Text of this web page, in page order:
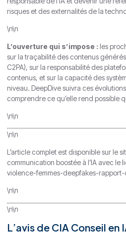
risques et des externalités de la
\n\n
L’ouverture qui s’impose : les
sur la traçabilité des contenus
C2PA), sur la responsabilité des
contenus, et sur la capacité des
niveau. DeepDive suivra ces
comprendre ce qu’elle rend possible
\n\n
\n\n
L’article complet est disponible sur le
communication boostée à l’IA avec
violence-femmes-deepfakes-
\n\n
\n\n
L’avis de CIA Conseil en